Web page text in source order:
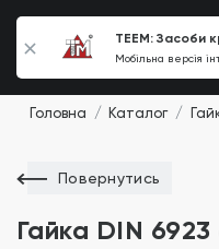
TEEM: Засоби
Мобільна версія
Головна Каталог
Повернутись
Гайка DIN 6923